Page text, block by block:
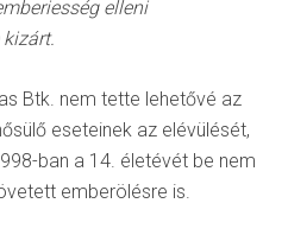
elleni
Btk. nem tette lehetővé az
eseteinek az elévülését,
ban a 14. életévét be nem
emberölésre is.